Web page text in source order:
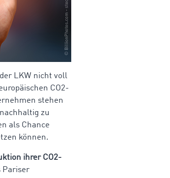
LKW nicht voll
CO2-
stehen
zu
als Chance
können.
ihrer CO2-
Pariser